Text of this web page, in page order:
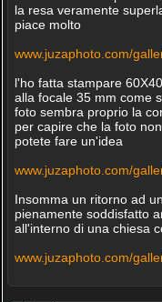
la resa veramente
piace molto
www.juzaphoto.com/
l'ho fatta stampare
alla focale 35 mm come
foto sembra proprio la
per capire che la foto
potete fare un'idea
www.juzaphoto.com/
Insomma un ritorno ad
pienamente soddisfatto
all'interno di una chiesa
www.juzaphoto.com/